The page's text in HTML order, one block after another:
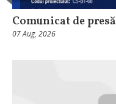
Comunicat de presă
07 Aug, 2026